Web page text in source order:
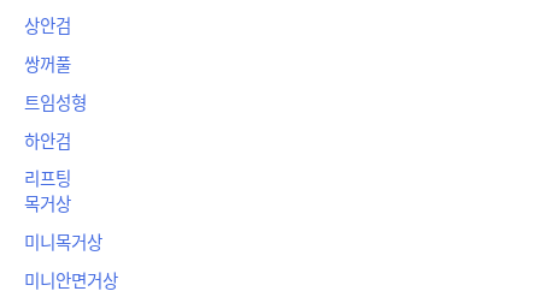
상안검
쌍꺼풀
트임성형
하안검
리프팅
목거상
미니목거상
미니안면거상